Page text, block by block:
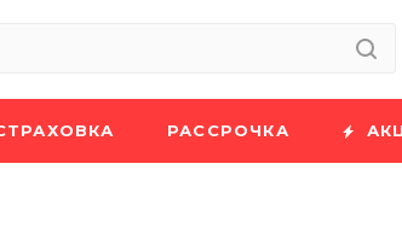
РАССРОЧКА